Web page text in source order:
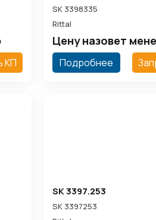
КП
SK 3398335
Rittal
Цену назовет
Подробнее
SK 3397.253
SK 3397253